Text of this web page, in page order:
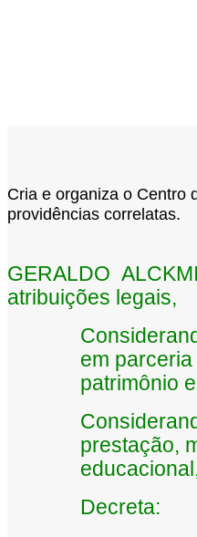
Cria e organiza o Centro
providências correlatas.
GERALDO
atribuições legais,
em
patrimônio
prestação,
Decreta: